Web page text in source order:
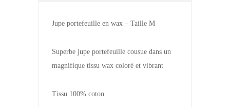
Jupe portefeuille en wax – Taille M
Superbe jupe portefeuille cousue dans un
magnifique tissu wax coloré et vibrant
Tissu 100% coton